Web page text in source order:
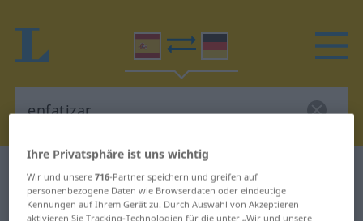
Spanisch-Deutsch Wörterbuch enfatizar
Spanisch-Deutsch Übersetzung für
Ihre Privatsphäre ist uns wichtig
Wir und unsere716-Partner speichern und greifen auf
personenbezogene Daten wie Browserdaten oder eindeutige
Kennungen auf Ihrem Gerät zu. Durch Auswahl von Akzeptieren
aktivieren Sie Tracking-Technologien für die unter „Wir und unsere